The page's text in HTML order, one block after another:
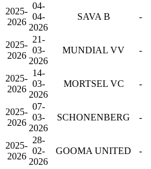
2025-
2026
04-
04-
2026
SAVA B -
2025-
2026
21-
03-
2026
MUNDIAL VV -
2025-
2026
14-
03-
2026
MORTSEL VC -
2025-
2026
07-
03-
2026
SCHONENBERG -
2025-
2026
28-
02-
2026
GOOMA UNITED -